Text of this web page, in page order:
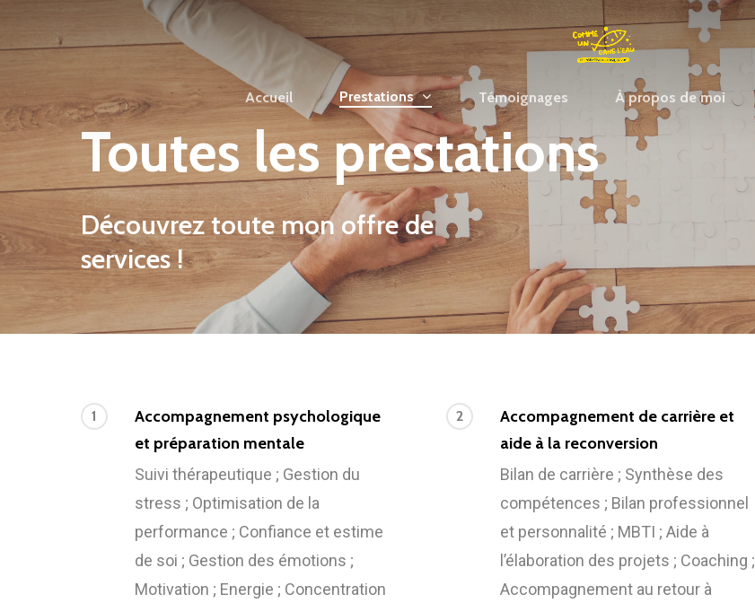
Accueil Prestations Témoignages À propos de moi
Toutes les prestations
Découvrez toute mon offre de
services !
1
Accompagnement psychologique
et préparation mentale
Suivi thérapeutique ; Gestion du
stress ; Optimisation de la
performance ; Confiance et estime
de soi ; Gestion des émotions ;
Motivation ; Energie ; Concentration
2
Accompagnement de carrière et
aide à la reconversion
Bilan de carrière ; Synthèse des
compétences ; Bilan professionnel
et personnalité ; MBTI ; Aide à
l’élaboration des projets ; Coaching ;
Accompagnement au retour à